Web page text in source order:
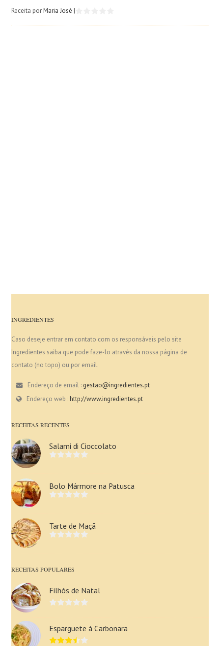
Receita porMaria José |
INGREDIENTES
Caso deseje entrar em contato com os responsáveis pelo site
Ingredientes saiba que pode faze-lo através da nossa página de
contato (no topo) ou por email.
Endereço de email : gestao@ingredientes.pt
Endereço web :http://www.ingredientes.pt
RECEITAS RECENTES
Salami di Cioccolato
Bolo Mármore na Patusca
Tarte de Maçã
RECEITAS POPULARES
Filhós de Natal
Esparguete à Carbonara